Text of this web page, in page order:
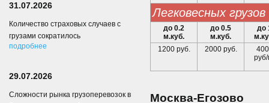
легковесных грузов
до 0.2
м.куб.
до 0.5
м.куб.
до
1200 руб.
2000 руб.
Москва-Егозово
31.07.2026
Количество страховых случаев с
грузами сократилось
подробнее
29.07.2026
Сложности рынка грузоперевозок в